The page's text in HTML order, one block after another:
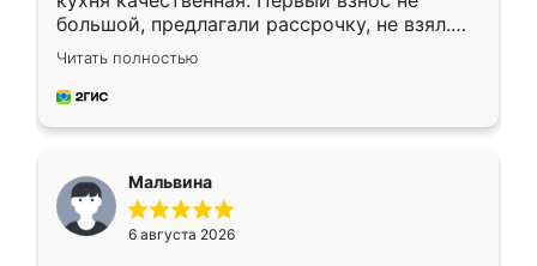
большой, предлагали рассрочку, не взял.
Ждал меньше месяца, сборщик с прямыми
руками. По цене вышло адекватно.
Рекомендую!
Читать полностью
Мальвина
6 августа 2026